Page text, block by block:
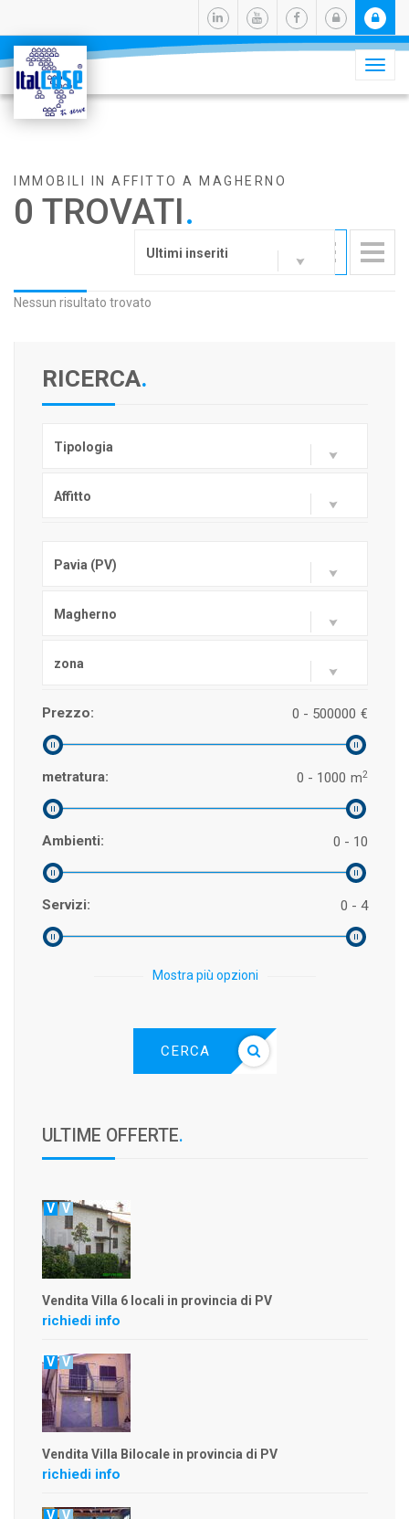
IMMOBILI IN AFFITTO A MAGHERNO
0 TROVATI.
Ultimi inseriti
Nessun risultato trovato
RICERCA.
Tipologia
Affitto
Pavia (PV)
Magherno
zona
Prezzo: €
0 - 500000
metratura: m2
0 - 1000
Ambienti: 0 - 10
Servizi: 0 - 4
Mostra più opzioni
CERCA
ULTIME OFFERTE.
V V
Vendita Villa 6 locali in provincia di PV
richiedi info
V V
Vendita Villa Bilocale in provincia di PV
richiedi info
V V